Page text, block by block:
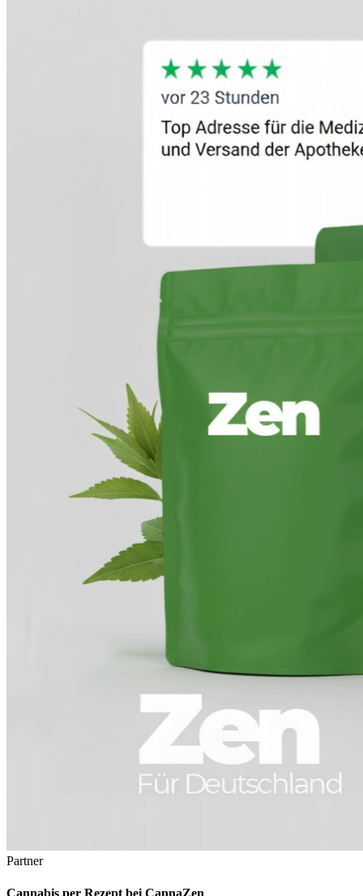
Partner
Cannabis per Rezept bei CannaZen